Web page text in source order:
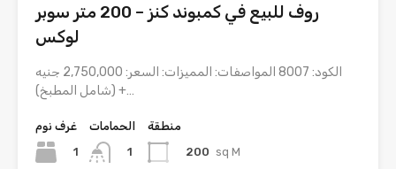
روف للبيع في كمبوند كنز – 200 متر سوبر
لوكس
الكود: 8007 المواصفات: المميزات: السعر: 2,750,000 جنيه
(شامل المطبخ) +…
غرف نوم
1
الحمامات
1
منطقة
200 sq M